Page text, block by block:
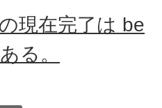
現在完了は be
る。